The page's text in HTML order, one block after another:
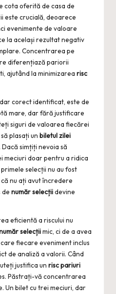
cota oferită de casa de
este crucială, deoarece
evenimente de valoare
la același rezultat negativ
Concentrarea pe
diferențiază pariorii
ajutând la minimizarea risc
corect identificat, este de
mare, dar fără justificare
siguri de valoarea fiecărei
plasați un biletul zilei
simțiți nevoia să
meciuri doar pentru a ridica
selecții nu au fost
nu ați avut încredere
de număr selecțiidevine
eficientă a riscului nu
selecțiimic, ci de a avea
fiecare eveniment inclus
de analiză a valorii. Când
justifica un risc pariuri
Păstrați-vă concentrarea
Un bilet cu trei meciuri, dar